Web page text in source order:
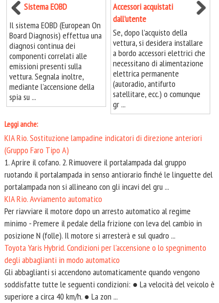
Sistema EOBD
Il sistema EOBD (European On
Board Diagnosis) effettua una
diagnosi continua dei
componenti correlati alle
emissioni presenti sulla
vettura. Segnala inoltre,
mediante l’accensione della
spia su ...
Accessori acquistati
dall’utente
Se, dopo l’acquisto della
vettura, si desidera installare
a bordo accessori elettrici che
necessitano di alimentazione
elettrica permanente
(autoradio, antifurto
satellitare, ecc.) o comunque
gr ...
Leggi anche:
KIA Rio. Sostituzione lampadine indicatori di direzione anteriori
(Gruppo Faro Tipo A)
1. Aprire il cofano. 2. Rimuovere il portalampada dal gruppo
ruotando il portalampada in senso antiorario finché le linguette del
portalampada non si allineano con gli incavi del gru ...
KIA Rio. Avviamento automatico
Per riavviare il motore dopo un arresto automatico al regime
minimo - Premere il pedale della frizione con leva del cambio in
posizione N (folle). Il motore si arresterà e sul quadro ...
Toyota Yaris Hybrid. Condizioni per l'accensione o lo spegnimento
degli abbaglianti in modo automatico
Gli abbaglianti si accendono automaticamente quando vengono
soddisfatte tutte le seguenti condizioni: ● La velocità del veicolo è
superiore a circa 40 km/h. ● La zon ...